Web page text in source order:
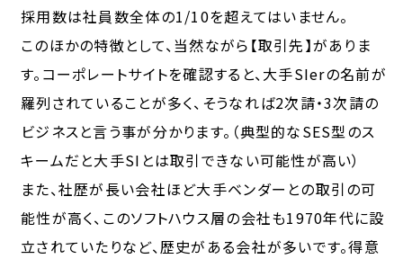
採用数は社員数全体の1/10を超えてはいません。
このほかの特徴として、当然ながら【取引先】がありま
す。コーポレートサイトを確認すると、大手SIerの名前が
羅列されていることが多く、そうなれば2次請・3次請の
ビジネスと言う事が分かります。（典型的なSES型のス
キームだと大手SIとは取引できない可能性が高い）
また、社歴が長い会社ほど大手ベンダーとの取引の可
能性が高く、このソフトハウス層の会社も1970年代に設
立されていたりなど、歴史がある会社が多いです。得意